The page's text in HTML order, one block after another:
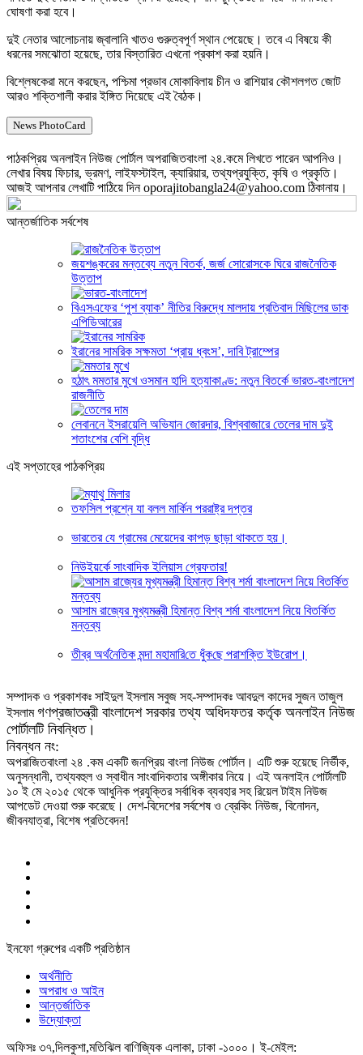
ঘোষণা করা হবে।
দুই নেতার আলোচনায় জ্বালানি খাতও গুরুত্বপূর্ণ স্থান পেয়েছে। তবে এ বিষয়ে কী
ধরনের সমঝোতা হয়েছে, তার বিস্তারিত এখনো প্রকাশ করা হয়নি।
বিশ্লেষকেরা মনে করছেন, পশ্চিমা প্রভাব মোকাবিলায় চীন ও রাশিয়ার কৌশলগত জোট
আরও শক্তিশালী করার ইঙ্গিত দিয়েছে এই বৈঠক।
News PhotoCard
পাঠকপ্রিয় অনলাইন নিউজ পোর্টাল অপরাজিতবাংলা ২৪.কমে লিখতে পারেন আপনিও।
লেখার বিষয় ফিচার, ভ্রমণ, লাইফস্টাইল, ক্যারিয়ার, তথ্যপ্রযুক্তি, কৃষি ও প্রকৃতি।
আজই আপনার লেখাটি পাঠিয়ে দিন oporajitobangla24@yahoo.com ঠিকানায়।
আন্তর্জাতিক সর্বশেষ
জয়শঙ্করের মন্তব্যে নতুন বিতর্ক, জর্জ সোরোসকে ঘিরে রাজনৈতিক
উত্তাপ
বিএসএফের ‘পুশ ব্যাক’ নীতির বিরুদ্ধে মালদায় প্রতিবাদ মিছিলের ডাক
এপিডিআরের
ইরানের সামরিক সক্ষমতা ‘প্রায় ধ্বংস’, দাবি ট্রাম্পের
হঠাৎ মমতার মুখে ওসমান হাদি হত্যাকাণ্ড: নতুন বিতর্কে ভারত-বাংলাদেশ
রাজনীতি
লেবাননে ইসরায়েলি অভিযান জোরদার, বিশ্ববাজারে তেলের দাম দুই
শতাংশের বেশি বৃদ্ধি
এই সপ্তাহের পাঠকপ্রিয়
তফসিল প্রশ্নে যা বলল মার্কিন পররাষ্ট্র দপ্তর
ভারতের যে গ্রামের মেয়েদের কাপড় ছাড়া থাকতে হয়।
নিউইয়র্কে সাংবাদিক ইলিয়াস গ্রেফতার!
আসাম রাজ্যের মুখ্যমন্ত্রী হিমান্ত বিশ্ব শর্মা বাংলাদেশ নিয়ে বিতর্কিত
মন্তব্য
তীব্র অর্থ‌নৈ‌তিক মন্দা মহামা‌রি‌তে ধুঁক‌ছে পরাশ‌ক্তি ইউরোপ।
সম্পাদক ও প্রকাশকঃ সাইদুল ইসলাম সবুজ সহ-সম্পাদকঃ আবদুল কাদের সুজন তাজুল
ইসলামগণপ্রজাতন্ত্রী বাংলাদেশ সরকার তথ্য অধিদফতর কর্তৃক অনলাইন নিউজ
পোর্টালটি নিবন্ধিত।
নিবন্ধন নং:
অপরাজিতবাংলা ২৪ .কম একটি জনপ্রিয় বাংলা নিউজ পোর্টাল। এটি শুরু হয়েছে নির্ভীক,
অনুসন্ধানী, তথ্যবহুল ও স্বাধীন সাংবাদিকতার অঙ্গীকার নিয়ে। এই অনলাইন পোর্টালটি
১০ ই মে ২০১৫ থেকে আধুনিক প্রযুক্তির সর্বাধিক ব্যবহার সহ রিয়েল টাইম নিউজ
আপডেট দেওয়া শুরু করেছে। দেশ-বিদেশের সর্বশেষ ও ব্রেকিং নিউজ, বিনোদন,
জীবনযাত্রা, বিশেষ প্রতিবেদন!
ইনফো গ্রুপের একটি প্রতিষ্ঠান
অর্থনীতি
অপরাধ ও আইন
আন্তর্জাতিক
উদ্যোক্তা
অফিসঃ ৩৭,দিলকুশা,মতিঝিল বাণিজ্যিক এলাকা, ঢাকা -১০০০। ই-‌মেইল: